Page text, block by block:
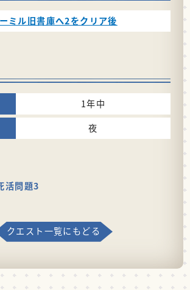
ミル旧書庫へ2をクリア後
1年中
夜
活問題3
クエスト一覧にもどる